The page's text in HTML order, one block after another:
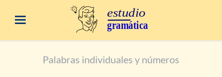
Palabras individuales y números